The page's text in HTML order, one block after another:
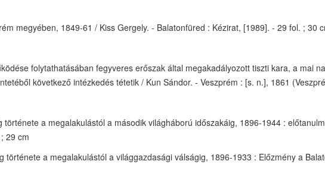
megyében, 1849-61 / Kiss Gergely. - Balatonfüred : Kézirat, [1989]. - 29 fol. ; 30
folytathatásában fegyveres erőszak által megakadályozott tiszti kara, a mai
következő intézkedés tétetik / Kun Sándor. - Veszprém : [s. n.], 1861
története a megalakulástól a második világháború időszakáig, 1896-1944 :
29 cm
története a megalakulástól a világgazdasági válságig, 1896-1933 : Előzmény a